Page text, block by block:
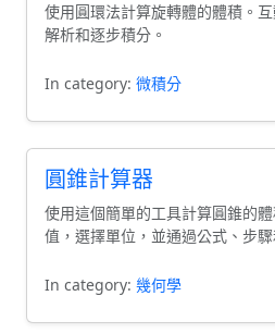
使用圓環法計算旋轉體的體積。
解析和逐步積分。
In category: 微積分
圓錐計算器
使用這個簡單的工具計算圓錐的
值，選擇單位，並通過公式、步
In category: 幾何學